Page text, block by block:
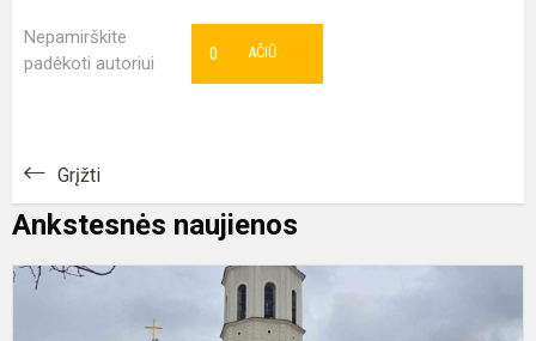
Nepamirškite
padėkoti autoriui
AČIŪ
0
Grįžti
Ankstesnės naujienos